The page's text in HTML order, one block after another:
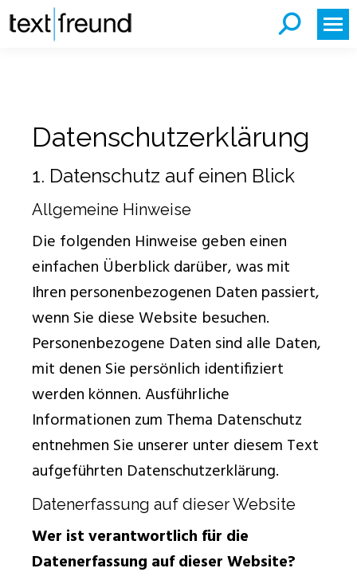
Datenschutzerklärung
1. Datenschutz auf einen Blick
Allgemeine Hinweise
Die folgenden Hinweise geben einen
einfachen Überblick darüber, was mit
Ihren personenbezogenen Daten passiert,
wenn Sie diese Website besuchen.
Personenbezogene Daten sind alle Daten,
mit denen Sie persönlich identifiziert
werden können. Ausführliche
Informationen zum Thema Datenschutz
entnehmen Sie unserer unter diesem Text
aufgeführten Datenschutzerklärung.
Datenerfassung auf dieser Website
Wer ist verantwortlich für die
Datenerfassung auf dieser Website?